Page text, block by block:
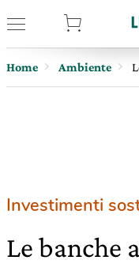
Home Ambiente
Investimenti
Le banche